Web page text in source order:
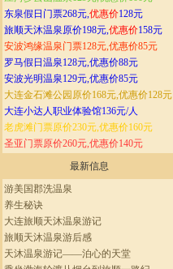
东泉假日门票268元,优惠价128元
旅顺天沐温泉原价198元,优惠价158元
安波鸿缘温泉门票128元,优惠价85元
罗马假日温泉128元,优惠价88元
安波光明温泉129元,优惠价85元
大连金石滩公园原价168元,优惠价128元
大连小达人职业体验馆136元/人
老虎滩门票原价230元,优惠价160元
圣亚门票原价260元,优惠价140元
最新信息
游美国郡洗温泉
养生秘诀
大连旅顺天沐温泉游记
旅顺天沐温泉游后感
天沐温泉游记——泊心的天堂